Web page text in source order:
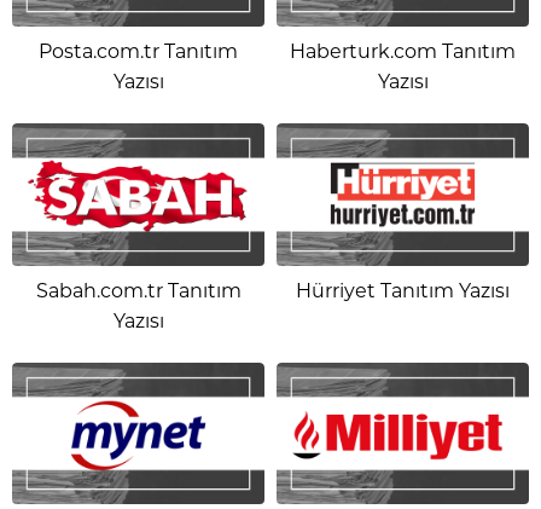
Posta.com.tr Tanıtım
Yazısı
Haberturk.com Tanıtım
Yazısı
Sabah.com.tr Tanıtım
Yazısı
Hürriyet Tanıtım Yazısı